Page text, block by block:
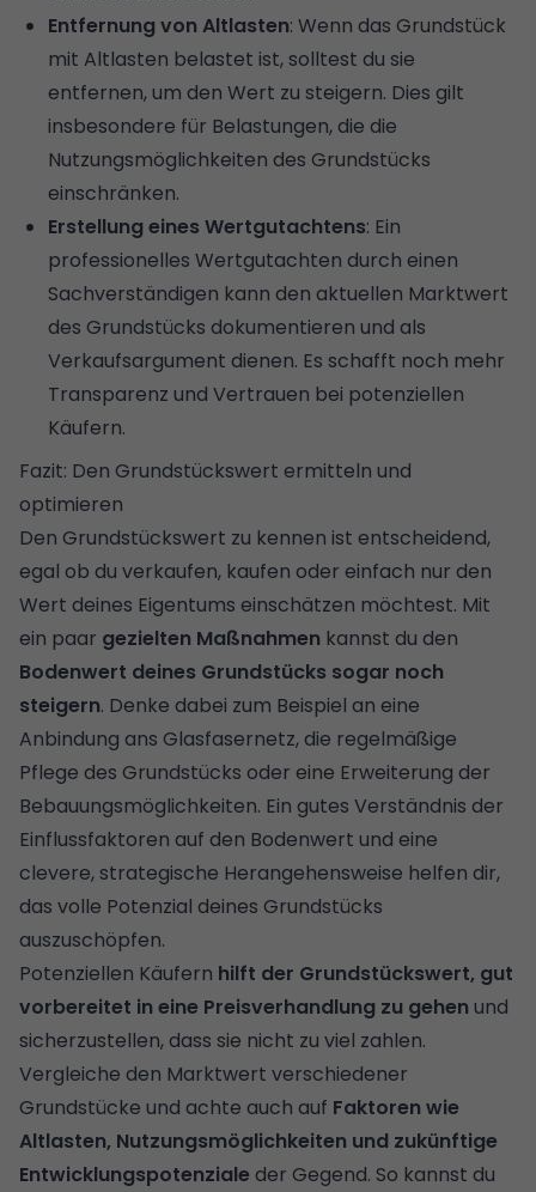
Entfernung von Altlasten: Wenn das Grundstück
mit Altlasten belastet ist, solltest du sie
entfernen, um den Wert zu steigern. Dies gilt
insbesondere für Belastungen, die die
Nutzungsmöglichkeiten des Grundstücks
einschränken.
Erstellung eines Wertgutachtens: Ein
professionelles Wertgutachten durch einen
Sachverständigen kann den aktuellen Marktwert
des Grundstücks dokumentieren und als
Verkaufsargument dienen. Es schafft noch mehr
Transparenz und Vertrauen bei potenziellen
Käufern.
Fazit: Den Grundstückswert ermitteln und
optimieren
Den Grundstückswert zu kennen ist entscheidend,
egal ob du verkaufen, kaufen oder einfach nur den
Wert deines Eigentums einschätzen möchtest. Mit
ein paar gezielten Maßnahmen kannst du den
Bodenwert deines Grundstücks sogar noch
steigern. Denke dabei zum Beispiel an eine
Anbindung ans Glasfasernetz, die regelmäßige
Pflege des Grundstücks oder eine Erweiterung der
Bebauungsmöglichkeiten. Ein gutes Verständnis der
Einflussfaktoren auf den Bodenwert und eine
clevere, strategische Herangehensweise helfen dir,
das volle Potenzial deines Grundstücks
auszuschöpfen.
Potenziellen Käufern hilft der Grundstückswert, gut
vorbereitet in eine Preisverhandlung zu gehen und
sicherzustellen, dass sie nicht zu viel zahlen.
Vergleiche den Marktwert verschiedener
Grundstücke und achte auch auf Faktoren wie
Altlasten, Nutzungsmöglichkeiten und zukünftige
Entwicklungspotenziale der Gegend. So kannst du